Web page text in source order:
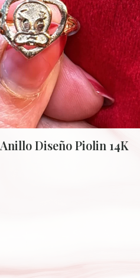
Anillo Diseño Piolin 14K